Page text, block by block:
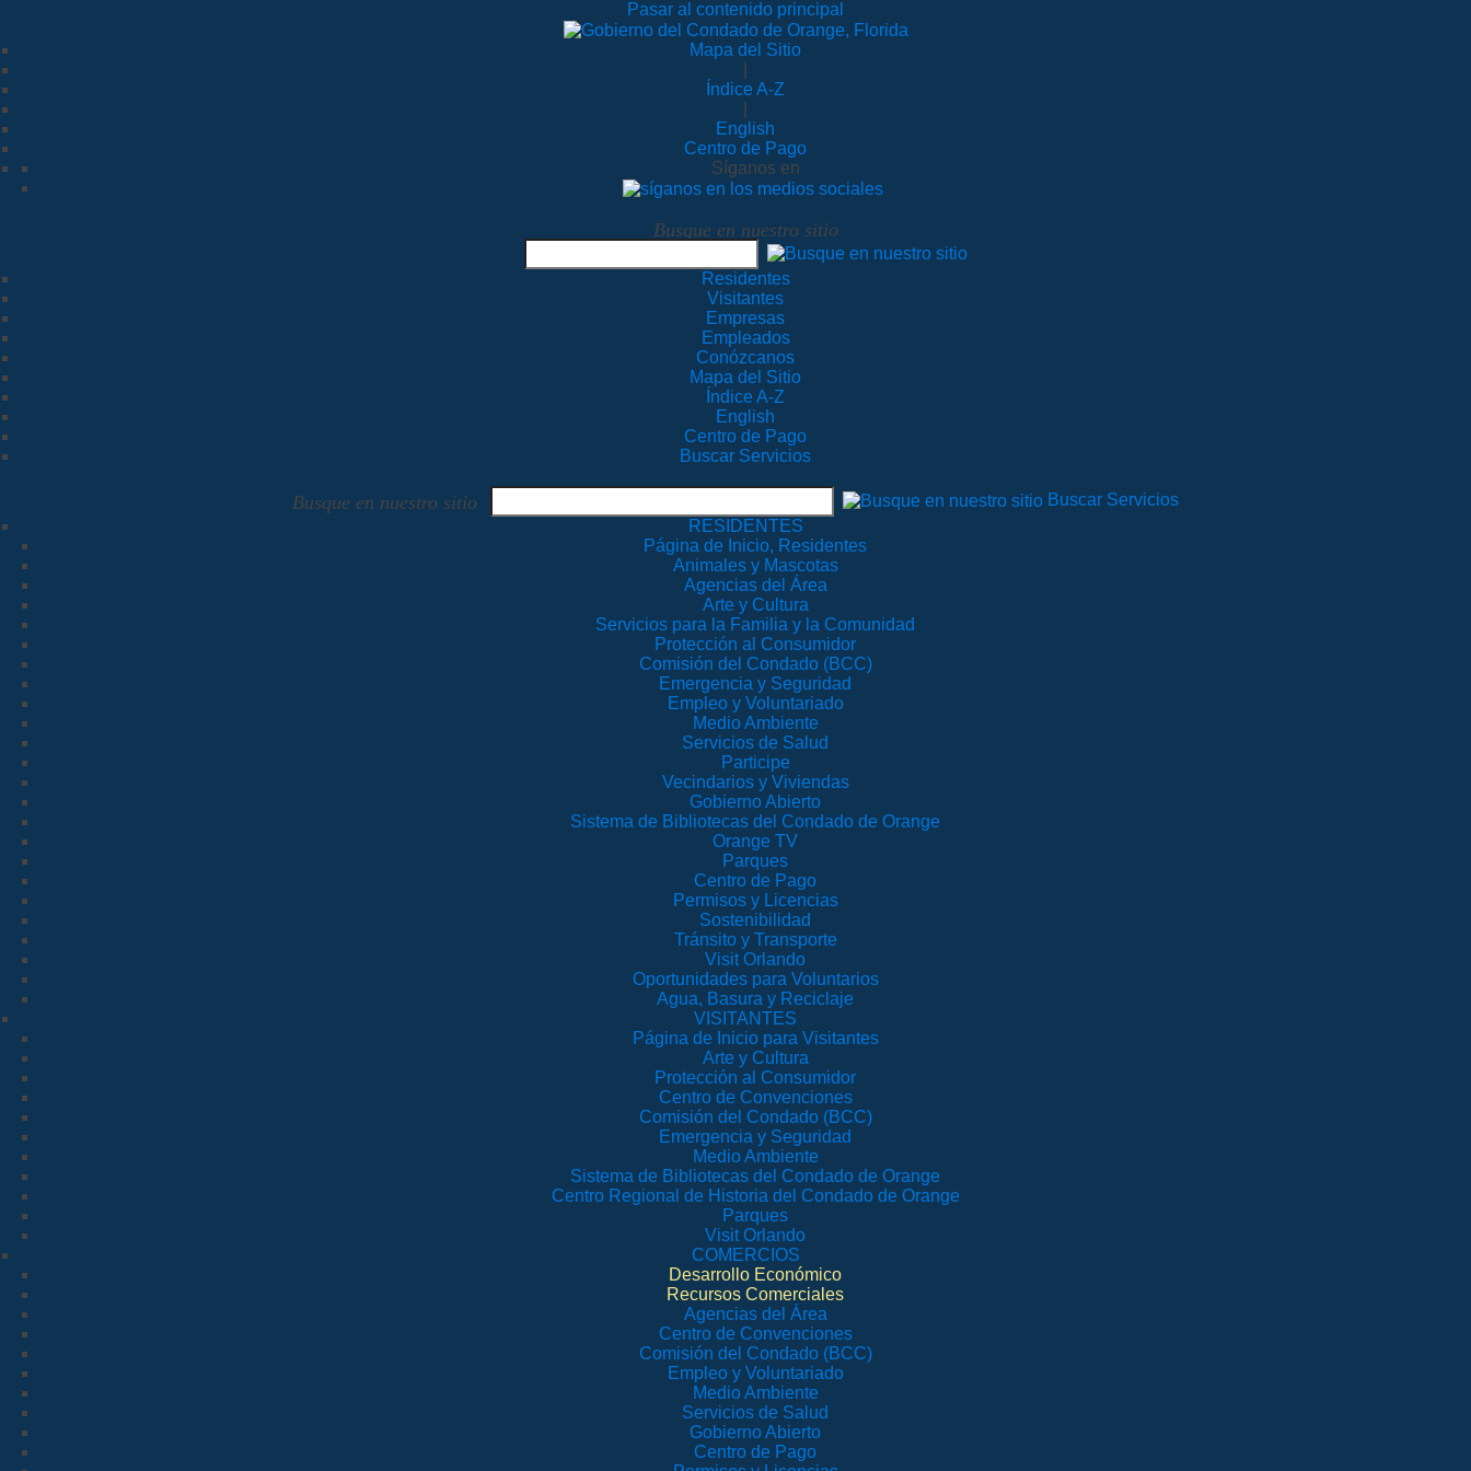
Pasar al contenido principal
Mapa del Sitio
Índice A-Z
English
Centro de Pago
Síganos en
Busque en nuestro sitio
Residentes
Visitantes
Empresas
Empleados
Conózcanos
Mapa del Sitio
Índice A-Z
English
Centro de Pago
Buscar Servicios
Busque en nuestro sitio
Buscar Servicios
RESIDENTES
Página de Inicio, Residentes
Animales y Mascotas
Agencias del Área
Arte y Cultura
Servicios para la Familia y la Comunidad
Protección al Consumidor
Comisión del Condado (BCC)
Emergencia y Seguridad
Empleo y Voluntariado
Medio Ambiente
Servicios de Salud
Participe
Vecindarios y Viviendas
Gobierno Abierto
Sistema de Bibliotecas del Condado de Orange
Orange TV
Parques
Centro de Pago
Permisos y Licencias
Sostenibilidad
Tránsito y Transporte
Visit Orlando
Oportunidades para Voluntarios
Agua, Basura y Reciclaje
VISITANTES
Página de Inicio para Visitantes
Arte y Cultura
Protección al Consumidor
Centro de Convenciones
Comisión del Condado (BCC)
Emergencia y Seguridad
Medio Ambiente
Sistema de Bibliotecas del Condado de Orange
Centro Regional de Historia del Condado de Orange
Parques
Visit Orlando
COMERCIOS
Desarrollo Económico
Recursos Comerciales
Agencias del Área
Centro de Convenciones
Comisión del Condado (BCC)
Empleo y Voluntariado
Medio Ambiente
Servicios de Salud
Gobierno Abierto
Centro de Pago